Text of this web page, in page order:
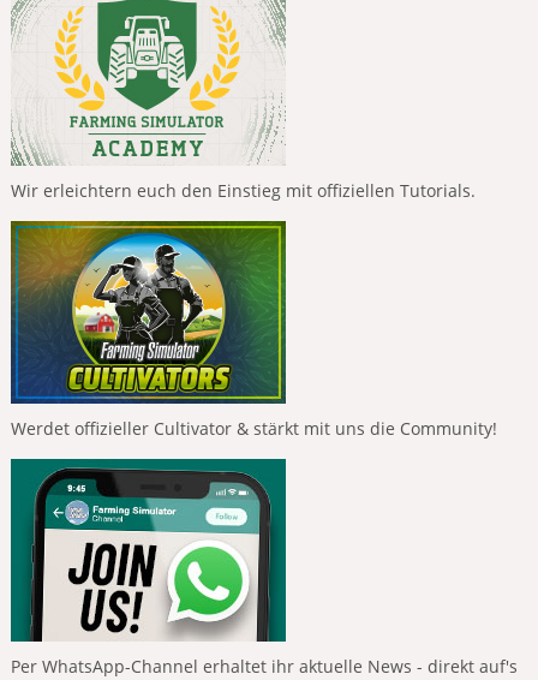
Wir erleichtern euch den Einstieg mit offiziellen Tutorials.
Werdet offizieller Cultivator & stärkt mit uns die Community!
Per WhatsApp-Channel erhaltet ihr aktuelle News - direkt auf's